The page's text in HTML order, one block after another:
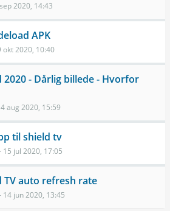
2020, 14:43
APK
okt 2020, 10:40
2020 - Dårlig billede - Hvorfor
aug 2020, 15:59
til shield tv
15 jul 2020, 17:05
TV auto refresh rate
14 jun 2020, 13:45